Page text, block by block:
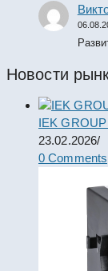
Новости
IEK GROUP
23.02.2026/
0 Comments